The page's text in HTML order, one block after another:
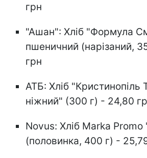
грн
"Ашан": Хліб "Формула
пшеничний (нарізаний,
грн
АТБ: Хліб "Кристинопіль
ніжний" (300 г) - 24,80
Novus: Хліб Marka Promo
(половинка, 400 г) -